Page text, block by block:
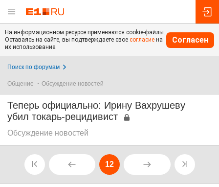
На информационном ресурсе применяются cookie-файлы.
Оставаясь на сайте, вы подтверждаете свое согласие на
их использование.
Согласен
Поиск по форумам
Общение Обсуждение новостей
Теперь официально: Ирину Вахрушеву
убил токарь-рецидивист
Обсуждение новостей
12